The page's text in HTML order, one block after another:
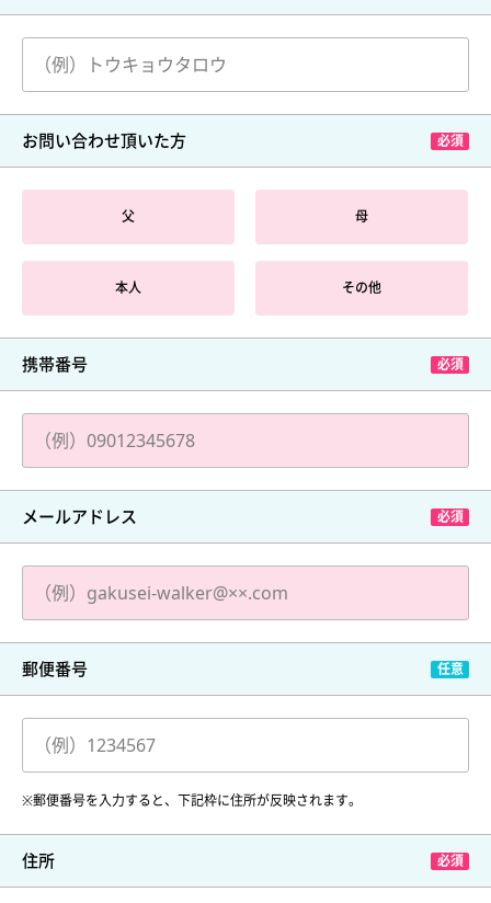
お問い合わせ頂いた方
父 母
本人 その他
携帯番号
メールアドレス
郵便番号
※郵便番号を入力すると、下記枠に住所が反映されます。
住所